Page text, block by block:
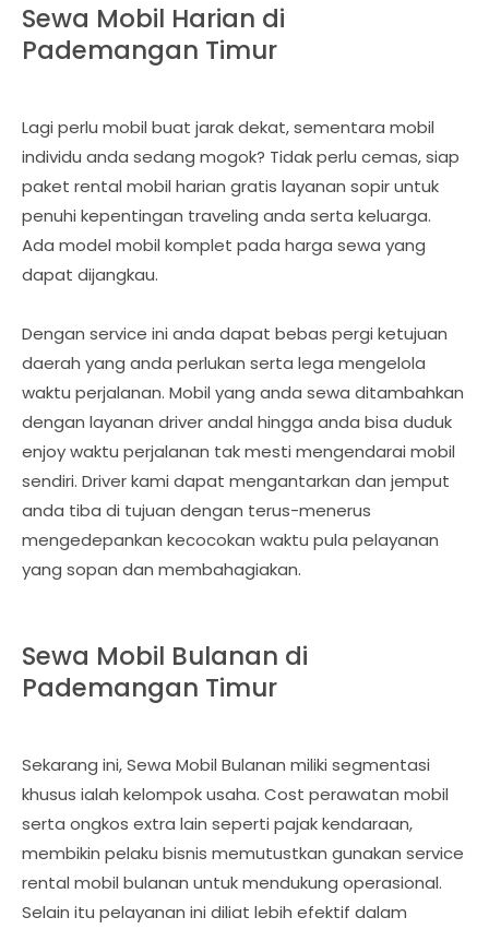
Sewa Mobil Harian di
Pademangan Timur
Lagi perlu mobil buat jarak dekat, sementara mobil
individu anda sedang mogok? Tidak perlu cemas, siap
paket rental mobil harian gratis layanan sopir untuk
penuhi kepentingan traveling anda serta keluarga.
Ada model mobil komplet pada harga sewa yang
dapat dijangkau.
Dengan service ini anda dapat bebas pergi ketujuan
daerah yang anda perlukan serta lega mengelola
waktu perjalanan. Mobil yang anda sewa ditambahkan
dengan layanan driver andal hingga anda bisa duduk
enjoy waktu perjalanan tak mesti mengendarai mobil
sendiri. Driver kami dapat mengantarkan dan jemput
anda tiba di tujuan dengan terus-menerus
mengedepankan kecocokan waktu pula pelayanan
yang sopan dan membahagiakan.
Sewa Mobil Bulanan di
Pademangan Timur
Sekarang ini, Sewa Mobil Bulanan miliki segmentasi
khusus ialah kelompok usaha. Cost perawatan mobil
serta ongkos extra lain seperti pajak kendaraan,
membikin pelaku bisnis memutustkan gunakan service
rental mobil bulanan untuk mendukung operasional.
Selain itu pelayanan ini diliat lebih efektif dalam